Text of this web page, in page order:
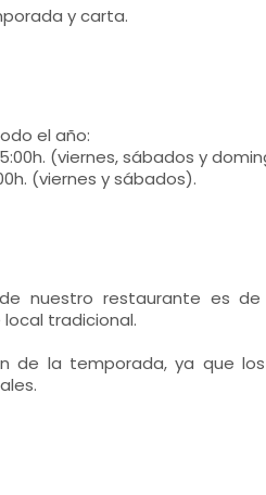
y carta.
el año:
(viernes, sábados y
(viernes y sábados).
nuestro restaurante es de
tradicional.
de la temporada, ya que